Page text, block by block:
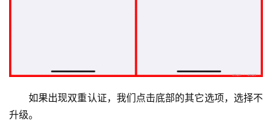
如果出现双重认证，我们点击底部的其它选项，选择不
升级。